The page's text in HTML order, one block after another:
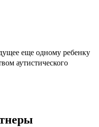
еще одному ребенку
аутистического